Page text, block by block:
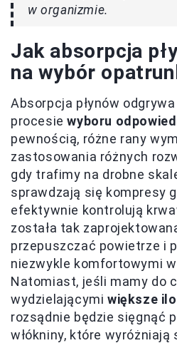
w organizmie.
Jak absorpcja
na wybór
Absorpcja płynów
procesiewyboru
pewnością, różne rany
zastosowania różnych
gdy trafimy na drobne
sprawdzają się kompresy
efektywnie kontrolują
została tak
przepuszczać powietrze i
niezwykle komfortowymi
Natomiast, jeśli mamy do
wydzielającymi większe
rozsądnie będzie sięgnąć
włókniny, które wyróżniają